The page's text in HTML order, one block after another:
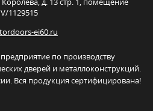
1129515
ei60.ru
по производству
дверей и металлоконструкций.
Вся продукция сертифицирована!